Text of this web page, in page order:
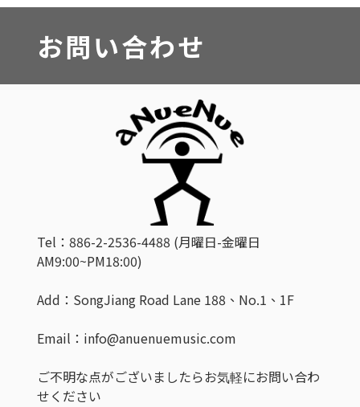
お問い合わせ
Tel：886-2-2536-4488 (月曜日-金曜日
AM9:00~PM18:00)
Add：SongJiang Road Lane 188、No.1、1F
Email：info@anuenuemusic.com
ご不明な点がございましたらお気軽にお問い合わ
せください